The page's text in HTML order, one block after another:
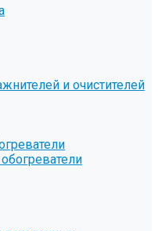
и очистителей